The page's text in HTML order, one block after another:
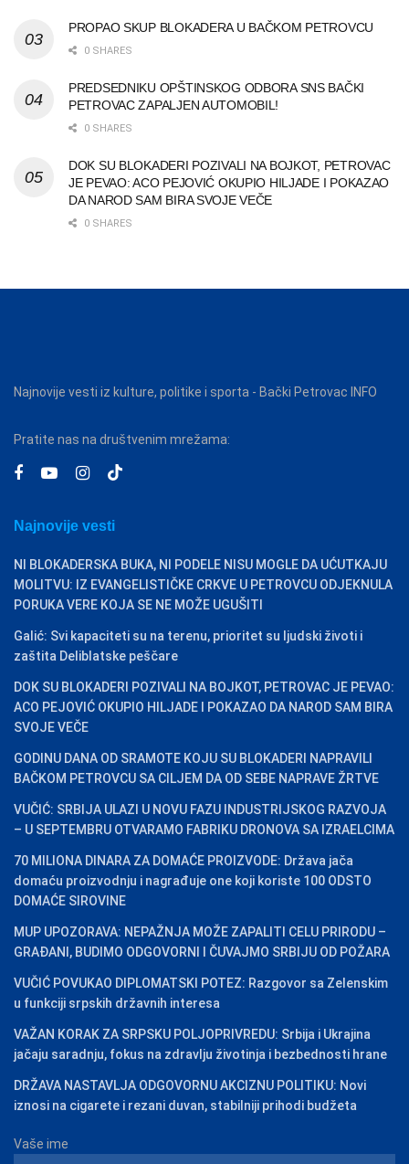
PROPAO SKUP BLOKADERA U BAČKOM PETROVCU
0 SHARES
PREDSEDNIKU OPŠTINSKOG ODBORA SNS BAČKI
PETROVAC ZAPALJEN AUTOMOBIL!
0 SHARES
DOK SU BLOKADERI POZIVALI NA BOJKOT, PETROVAC
JE PEVAO: ACO PEJOVIĆ OKUPIO HILJADE I POKAZAO
DA NAROD SAM BIRA SVOJE VEČE
0 SHARES
Najnovije vesti iz kulture, politike i sporta - Bački Petrovac INFO
Pratite nas na društvenim mrežama:
Najnovije vesti
NI BLOKADERSKA BUKA, NI PODELE NISU MOGLE DA UĆUTKAJU
MOLITVU: IZ EVANGELISTIČKE CRKVE U PETROVCU ODJEKNULA
PORUKA VERE KOJA SE NE MOŽE UGUŠITI
Galić: Svi kapaciteti su na terenu, prioritet su ljudski životi i
zaštita Deliblatske peščare
DOK SU BLOKADERI POZIVALI NA BOJKOT, PETROVAC JE PEVAO:
ACO PEJOVIĆ OKUPIO HILJADE I POKAZAO DA NAROD SAM BIRA
SVOJE VEČE
GODINU DANA OD SRAMOTE KOJU SU BLOKADERI NAPRAVILI
BAČKOM PETROVCU SA CILJEM DA OD SEBE NAPRAVE ŽRTVE
VUČIĆ: SRBIJA ULAZI U NOVU FAZU INDUSTRIJSKOG RAZVOJA
– U SEPTEMBRU OTVARAMO FABRIKU DRONOVA SA IZRAELCIMA
70 MILIONA DINARA ZA DOMAĆE PROIZVODE: Država jača
domaću proizvodnju i nagrađuje one koji koriste 100 ODSTO
DOMAĆE SIROVINE
MUP UPOZORAVA: NEPAŽNJA MOŽE ZAPALITI CELU PRIRODU –
GRAĐANI, BUDIMO ODGOVORNI I ČUVAJMO SRBIJU OD POŽARA
VUČIĆ POVUKAO DIPLOMATSKI POTEZ: Razgovor sa Zelenskim
u funkciji srpskih državnih interesa
VAŽAN KORAK ZA SRPSKU POLJOPRIVREDU: Srbija i Ukrajina
jačaju saradnju, fokus na zdravlju životinja i bezbednosti hrane
DRŽAVA NASTAVLJA ODGOVORNU AKCIZNU POLITIKU: Novi
iznosi na cigarete i rezani duvan, stabilniji prihodi budžeta
Vaše ime